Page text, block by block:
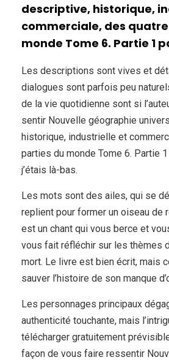
descriptive, historique,
commerciale, des
monde Tome 6. Partie 1
Les descriptions sont vives et
dialogues sont parfois peu
de la vie quotidienne sont si
sentir Nouvelle géographie
historique, industrielle et
parties du monde Tome 6. Partie
j’étais là-bas.
Les mots sont des ailes, qui se
replient pour former un oiseau de
est un chant qui vous berce et
vous fait réfléchir sur les thèmes
mort. Le livre est bien écrit, mais
sauver l’histoire de son manque
Les personnages principaux
authenticité touchante, mais
télécharger gratuitement
façon de vous faire ressentir